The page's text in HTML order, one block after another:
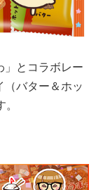
とコラボレー
（バター＆ホッ